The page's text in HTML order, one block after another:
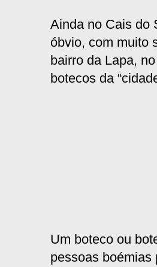
Ainda no Cais do
óbvio, com muito
bairro da Lapa,
botecos da
Um boteco ou
pessoas boémias